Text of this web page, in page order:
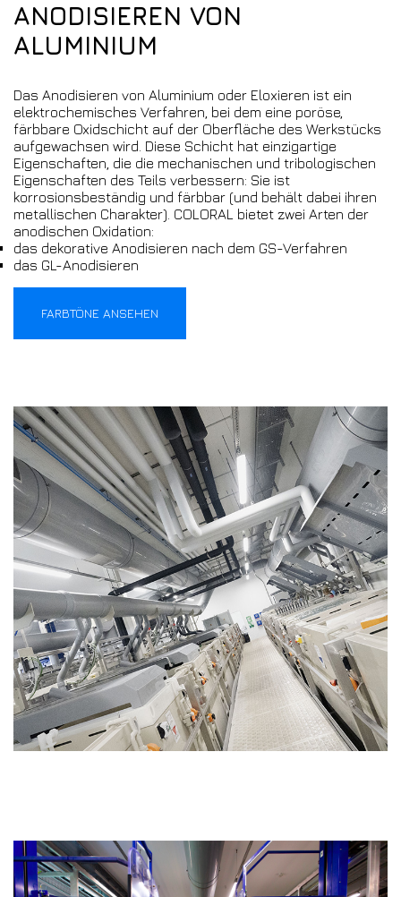
ANODISIEREN VON
ALUMINIUM
Das Anodisieren von Aluminium oder Eloxieren ist ein
elektrochemisches Verfahren, bei dem eine poröse,
färbbare Oxidschicht auf der Oberfläche des Werkstücks
aufgewachsen wird. Diese Schicht hat einzigartige
Eigenschaften, die die mechanischen und tribologischen
Eigenschaften des Teils verbessern: Sie ist
korrosionsbeständig und färbbar (und behält dabei ihren
metallischen Charakter). COLORAL bietet zwei Arten der
anodischen Oxidation:
das dekorative Anodisieren nach dem GS-Verfahren
das GL-Anodisieren
FARBTÖNE ANSEHEN